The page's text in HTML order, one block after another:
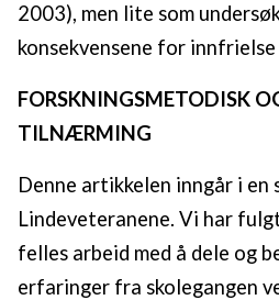
2003), men lite som
konsekvensene for
FORSKNINGSMETODISK
TILNÆRMING
Denne artikkelen inngår i en
Lindeveteranene. Vi har
felles arbeid med å dele og
erfaringer fra skolegangen